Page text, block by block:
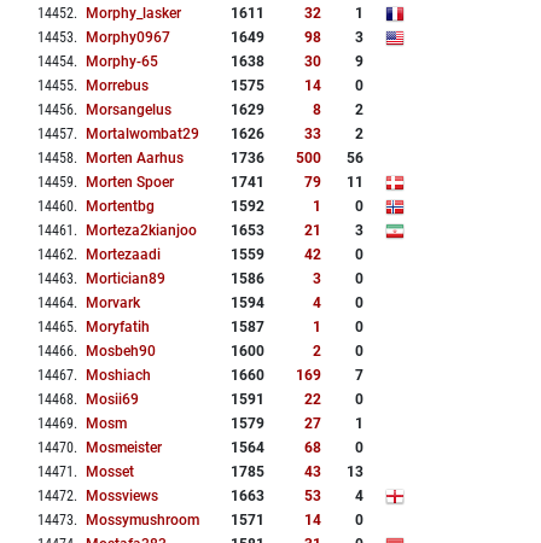
14452. Morphy_lasker 1611 32
1
14453. Morphy0967 1649 98
3
14454. Morphy-65 1638 30
9
14455. Morrebus 1575 14
0
14456. Morsangelus 1629 8
2
14457. Mortalwombat29 1626 33
2
14458. Morten Aarhus 1736 500
56
14459. Morten Spoer 1741 79
11
14460. Mortentbg 1592 1
0
14461 . Morteza2kianjoo 1653 21
3
14462. Mortezaadi 1559 42
0
14463. Mortician89 1586 3
0
14464. Morvark 1594 4
0
14465. Moryfatih 1587 1
0
14466. Mosbeh90 1600 2
0
14467. Moshiach 1660 169
7
14468. Mosii69 1591 22
0
14469. Mosm 1579 27
1
14470. Mosmeister 1564 68
0
14471 . Mosset 1785 43
13
14472. Mossviews 1663 53
4
14473. Mossymushroom 1571 14
0